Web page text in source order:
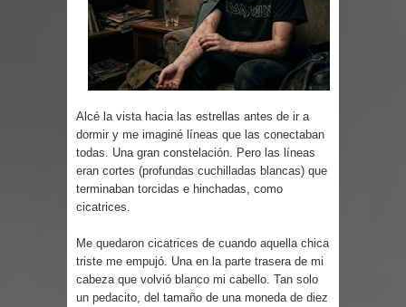
Parte 06: Coletazos
Parte 05: Los Horrores del Infierno
Parte 04: Oídos Sordos
Parte 03: La Traición
Parte 02: Vuelve el Hijo Prodigo
Alcé la vista hacia las estrellas antes de ir a
dormir y me imaginé líneas que las conectaban
todas. Una gran constelación. Pero las líneas
eran cortes (profundas cuchilladas blancas) que
terminaban torcidas e hinchadas, como
cicatrices.
Me quedaron cicatrices de cuando aquella chica
triste me empujó. Una en la parte trasera de mi
cabeza que volvió blanco mi cabello. Tan solo
un pedacito, del tamaño de una moneda de diez